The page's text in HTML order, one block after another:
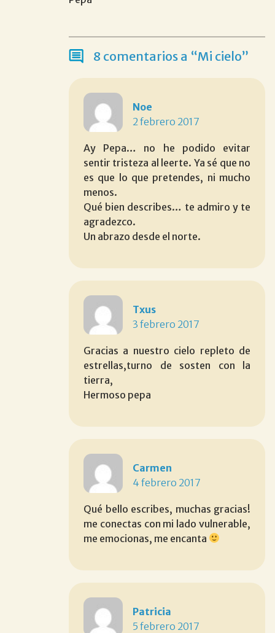
8 comentarios a “Mi cielo”
Noe
2 febrero 2017
Ay Pepa… no he podido evitar
sentir tristeza al leerte. Ya sé que no
es que lo que pretendes, ni mucho
menos.
Qué bien describes… te admiro y te
agradezco.
Un abrazo desde el norte.
Txus
3 febrero 2017
Gracias a nuestro cielo repleto de
estrellas,turno de sosten con la
tierra,
Hermoso pepa
Carmen
4 febrero 2017
Qué bello escribes, muchas gracias!
me conectas con mi lado vulnerable,
me emocionas, me encanta
Patricia
5 febrero 2017